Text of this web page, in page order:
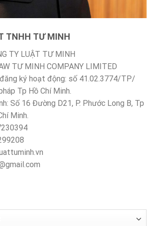
TNHH TƯ MINH
TY LUẬT TƯ MINH
TƯ MINH COMPANY LIMITED
ký hoạt động: số 41.02.3774/TP/
Tp Hồ Chí Minh.
Số 16 Đường D21, P. Phước Long B, Tp
Minh.